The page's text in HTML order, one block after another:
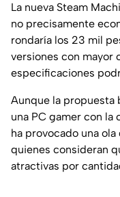
La nueva Steam
no precisamente
rondaría los 23 mil
versiones con mayor
especificaciones
Aunque la propuesta
una PC gamer con la
ha provocado una
quienes consideran
atractivas por